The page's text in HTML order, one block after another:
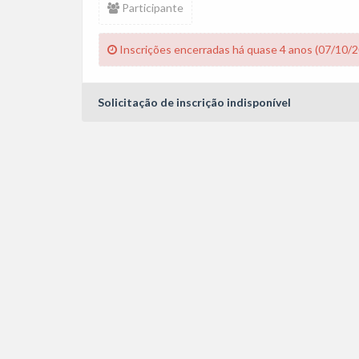
Participante
Inscrições encerradas há quase 4 anos (07/10/
Solicitação de inscrição indisponível